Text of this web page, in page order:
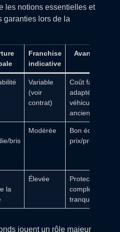
les notions essentielles et
garanties lors de la
Franchise
indicative
Avantages
Variable
(voir
contrat)
Coût faible,
adapté
véhicules
anciens
bris
Modérée
Bon équilibre
prix/protection
la
Élevée
Protection
complète et
tranquillité
jouent un rôle majeur